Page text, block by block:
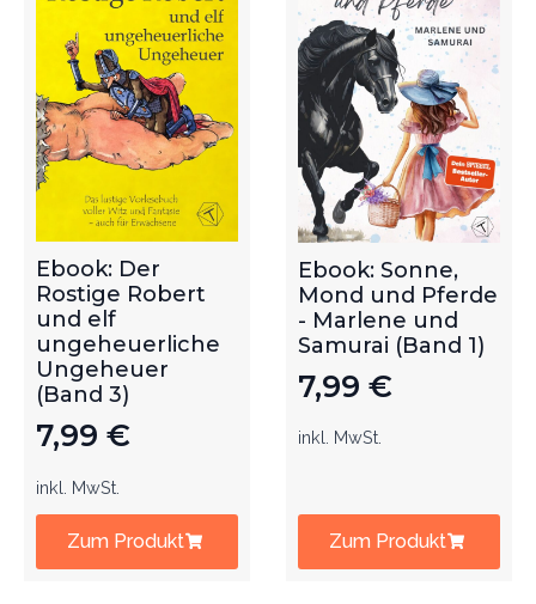
Ebook: Der
Rostige Robert
und elf
ungeheuerliche
Ungeheuer
(Band 3)
7,99 €
inkl. MwSt.
Zum Produkt
Ebook: Sonne,
Mond und Pferde
- Marlene und
Samurai (Band 1)
7,99 €
inkl. MwSt.
Zum Produkt